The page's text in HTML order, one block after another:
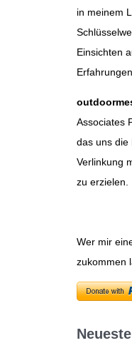
in meinem
Einsichten
Associates
das uns die
Verlinkung
zu erzielen.
Wer mir
zukommen